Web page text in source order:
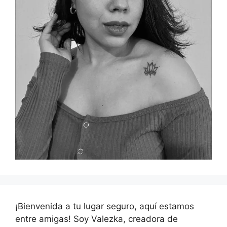
¡Bienvenida a tu lugar seguro, aquí estamos
entre amigas! Soy Valezka, creadora de